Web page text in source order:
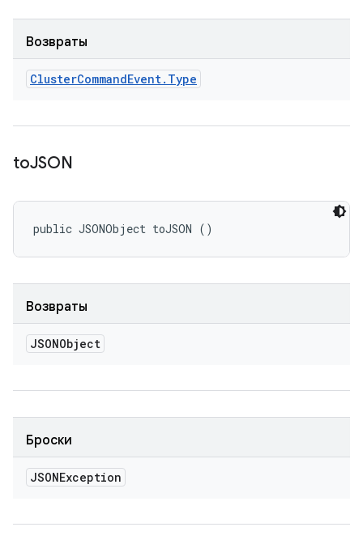
Возвраты
ClusterCommandEvent. Type
toJSON
public JSONObject toJSON ()
Возвраты
JSONObject
Броски
JSONException